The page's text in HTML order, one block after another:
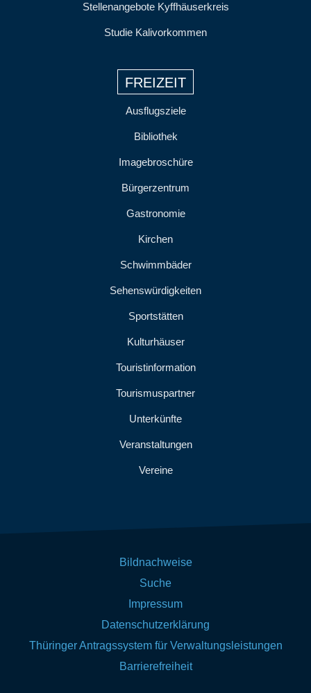
Stellenangebote Kyffhäuserkreis
Studie Kalivorkommen
FREIZEIT
Ausflugsziele
Bibliothek
Imagebroschüre
Bürgerzentrum
Gastronomie
Kirchen
Schwimmbäder
Sehenswürdigkeiten
Sportstätten
Kulturhäuser
Touristinformation
Tourismuspartner
Unterkünfte
Veranstaltungen
Vereine
Bildnachweise
Suche
Impressum
Datenschutzerklärung
Thüringer Antragssystem für Verwaltungsleistungen
Barrierefreiheit